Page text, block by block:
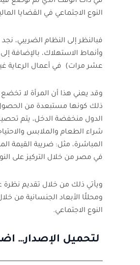
النوع الاجتماعي في القضايا
فبالنظر إلى النظام الضريبي،
وأنماط الاستهلاك، بالإضافة
عشر مرات) في أعمال الرعاية
وقد يعني هذا أن المرأة لا تخضع
ذلك كونها مستبعدة من الحصول
الدول منخفضة الدخل، يتم تحصيل
شراء الطعام والملابس
المباشرة، مثل: ضريبة القيمة
في مصر من خلال التركيز على
ويأتي ذلك من خلال تقديم نظرة
ومحللًا الأبعاد الجنسانية من
النوع الاجتماعي.
لتحميل الإصدار…